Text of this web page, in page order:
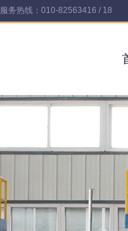
服务热线：010-82563416 / 18